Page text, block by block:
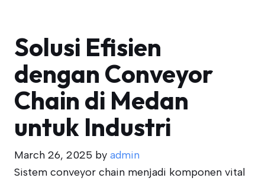
Solusi Efisien
dengan Conveyor
Chain di Medan
untuk Industri
March 26, 2025 by admin
Sistem conveyor chain menjadi komponen vital